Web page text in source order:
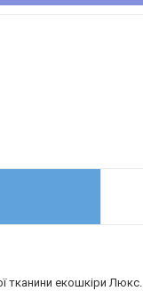
тканини екошкіри Люкс.